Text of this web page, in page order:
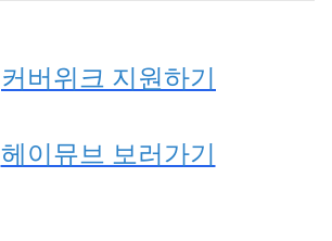
커버위크 지원하기
헤이뮤브 보러가기